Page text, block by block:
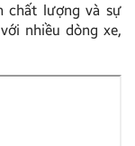
chất lượng và sự
nhiều dòng xe,